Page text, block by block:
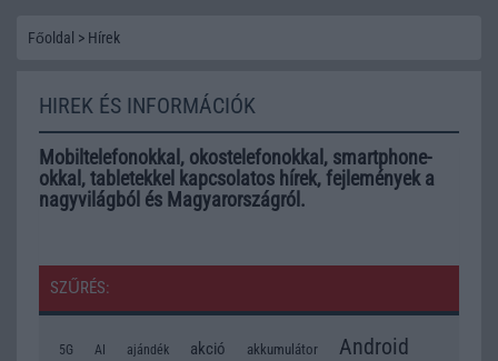
Főoldal > Hírek
HIREK ÉS INFORMÁCIÓK
Mobiltelefonokkal, okostelefonokkal, smartphone-
okkal, tabletekkel kapcsolatos hírek, fejlemények a
nagyvilágból és Magyarországról.
SZŰRÉS:
5G AI ajándék akció akkumulátor Android